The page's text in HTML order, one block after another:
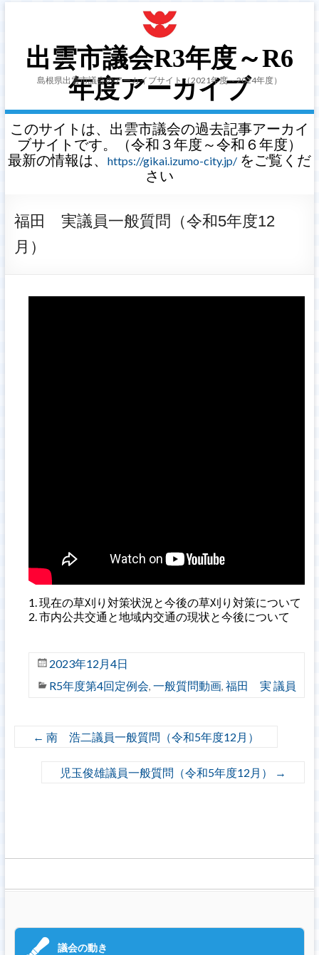
出雲市議会R3年度～R6
年度アーカイブ
島根県出雲市議会のアーカイブサイト（2021年度～2024年度）
このサイトは、出雲市議会の過去記事アーカイ
ブサイトです。（令和３年度～令和６年度）
最新の情報は、
https://gikai.izumo-city.jp/をご覧くだ
さい
福田 実議員一般質問（令和5年度12
月）
現在の草刈り対策状況と今後の草刈り対策について
市内公共交通と地域内交通の現状と今後について
2023年12月4日
R5年度第4回定例会, 一般質問動画, 福田 実 議員
← 南 浩二議員一般質問（令和5年度12月）
児玉俊雄議員一般質問（令和5年度12月） →